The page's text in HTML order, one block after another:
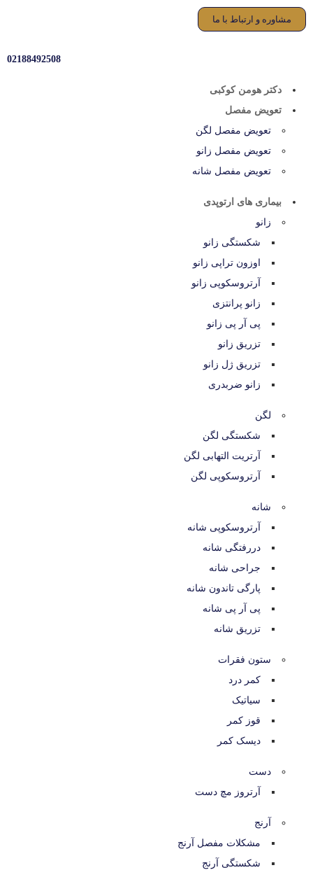
مشاوره و ارتباط با ما
02188492508
دکتر هومن کوکبی
تعویض مفصل
تعویض مفصل لگن
تعویض مفصل زانو
تعویض مفصل شانه
بیماری های ارتوپدی
زانو
شکستگی زانو
اوزون تراپی زانو
آرتروسکوپی زانو
زانو پرانتزی
پی آر پی زانو
تزریق زانو
تزریق ژل زانو
زانو ضربدری
لگن
شکستگی لگن
آرتریت التهابی لگن
آرتروسکوپی لگن
شانه
آرتروسکوپی شانه
دررفتگی شانه
جراحی شانه
پارگی تاندون شانه
پی آر پی شانه
تزریق شانه
ستون فقرات
کمر درد
سیاتیک
قوز کمر
دیسک کمر
دست
آرتروز مچ دست
آرنج
مشکلات مفصل آرنج
شکستگی آرنج